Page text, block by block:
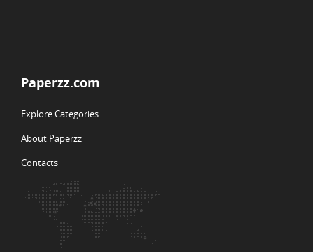
Paperzz.com
Explore Categories
About Paperzz
Contacts